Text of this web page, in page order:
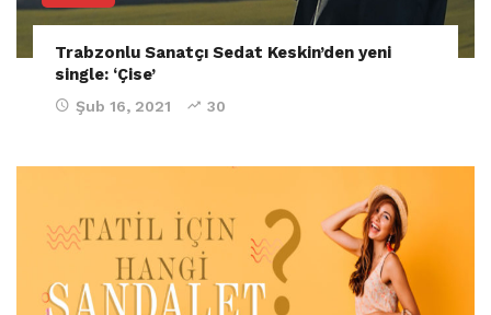
Trabzonlu Sanatçı Sedat Keskin’den yeni
single: ‘Çise’
Şub 16, 2021 30